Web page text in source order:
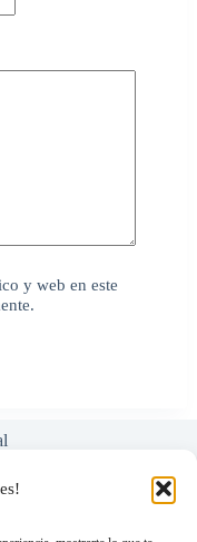
y web en este